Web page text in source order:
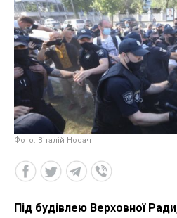
Фото: Віталій Носач
Під будівлею Верховної